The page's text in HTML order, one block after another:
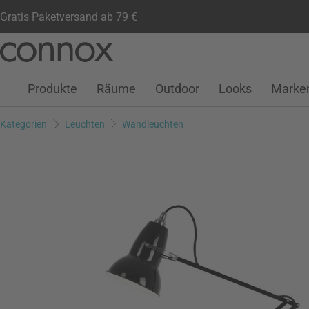
Gratis Paketversand ab 79 €
Seiteninhalt
Suchfeld
Kundenkonto
Wunschliste
Warenkorb
Produkte Räume Outdoor Looks
Kategorien Leuchten Wandleuchten